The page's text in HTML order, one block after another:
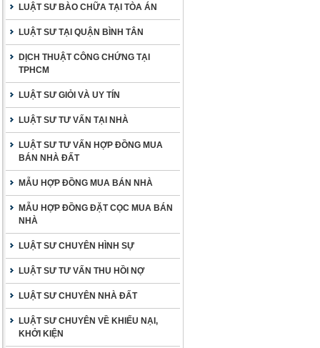
LUẬT SƯ BÀO CHỮA TẠI TÒA ÁN
LUẬT SƯ TẠI QUẬN BÌNH TÂN
DỊCH THUẬT CÔNG CHỨNG TẠI
TPHCM
LUẬT SƯ GIỎI VÀ UY TÍN
LUẬT SƯ TƯ VẤN TẠI NHÀ
LUẬT SƯ TƯ VẤN HỢP ĐỒNG MUA
BÁN NHÀ ĐẤT
MẪU HỢP ĐỒNG MUA BÁN NHÀ
MẪU HỢP ĐỒNG ĐẶT CỌC MUA BÁN
NHÀ
LUẬT SƯ CHUYÊN HÌNH SỰ
LUẬT SƯ TƯ VẤN THU HỒI NỢ
LUẬT SƯ CHUYÊN NHÀ ĐẤT
LUẬT SƯ CHUYÊN VỀ KHIẾU NẠI,
KHỞI KIỆN